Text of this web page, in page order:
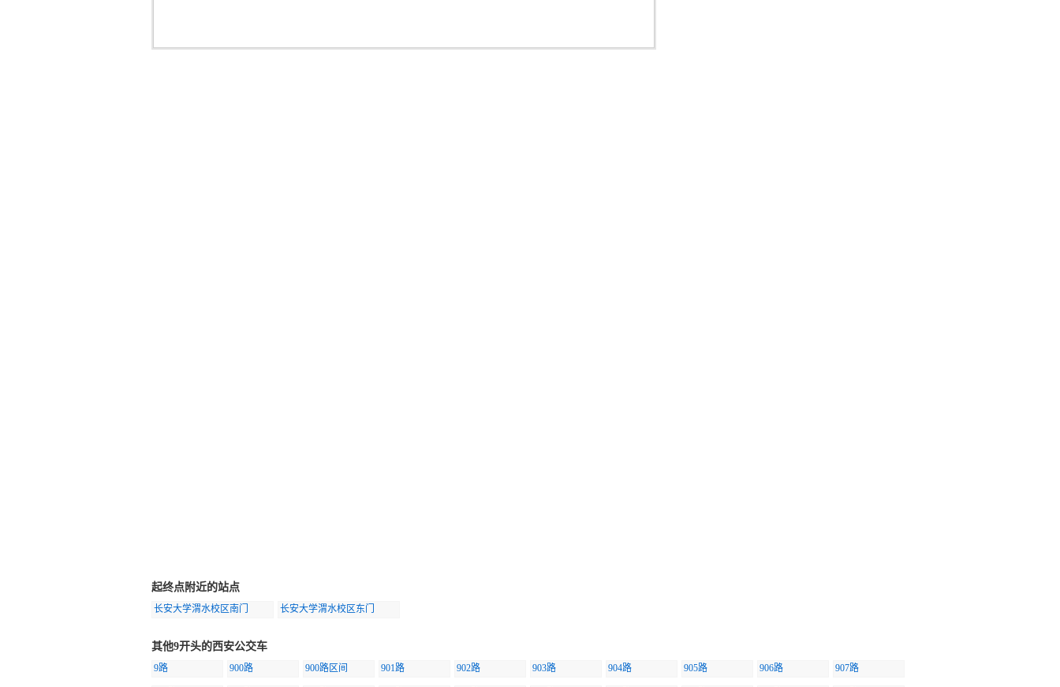
起终点附近的站点
长安大学渭水校区南门 长安大学渭水校区东门
其他9开头的西安公交车
9路 900路 900路区间 901路 902路 903路 904路 905路 906路 907路